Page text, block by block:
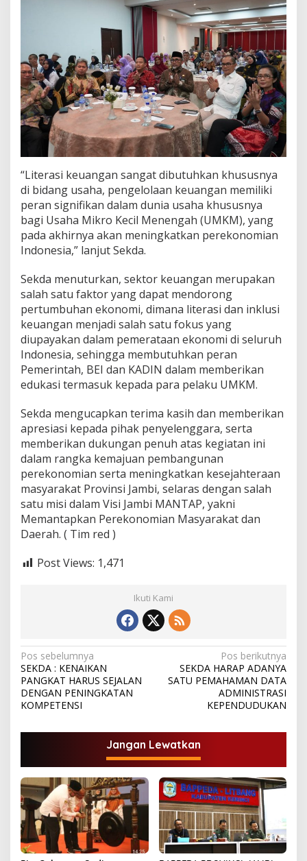
“Literasi keuangan sangat dibutuhkan khususnya
di bidang usaha, pengelolaan keuangan memiliki
peran signifikan dalam dunia usaha khususnya
bagi Usaha Mikro Kecil Menengah (UMKM), yang
pada akhirnya akan meningkatkan perekonomian
Indonesia,” lanjut Sekda.
Sekda menuturkan, sektor keuangan merupakan
salah satu faktor yang dapat mendorong
pertumbuhan ekonomi, dimana literasi dan inklusi
keuangan menjadi salah satu fokus yang
diupayakan dalam pemerataan ekonomi di seluruh
Indonesia, sehingga membutuhkan peran
Pemerintah, BEI dan KADIN dalam memberikan
edukasi termasuk kepada para pelaku UMKM.
Sekda mengucapkan terima kasih dan memberikan
apresiasi kepada pihak penyelenggara, serta
memberikan dukungan penuh atas kegiatan ini
dalam rangka kemajuan pembangunan
perekonomian serta meningkatkan kesejahteraan
masyarakat Provinsi Jambi, selaras dengan salah
satu misi dalam Visi Jambi MANTAP, yakni
Memantapkan Perekonomian Masyarakat dan
Daerah. ( Tim red )
Post Views: 1,471
Ikuti Kami
N
a
v
i
g
s
i
p
o
s
Pos sebelumnya
SEKDA : KENAIKAN
PANGKAT HARUS SEJALAN
DENGAN PENINGKATAN
KOMPETENSI
Pos berikutnya
SEKDA HARAP ADANYA
SATU PEMAHAMAN DATA
ADMINISTRASI
KEPENDUDUKAN
Jangan Lewatkan